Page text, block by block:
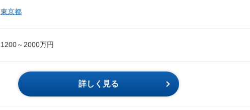
東京都
1200～2000万円
詳しく見る